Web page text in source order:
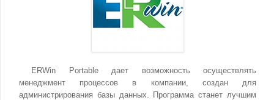
ERWin Portable дает возможность осуществлять
менеджмент процессов в компании, создан для
администрирования базы данных. Программа станет лучшим